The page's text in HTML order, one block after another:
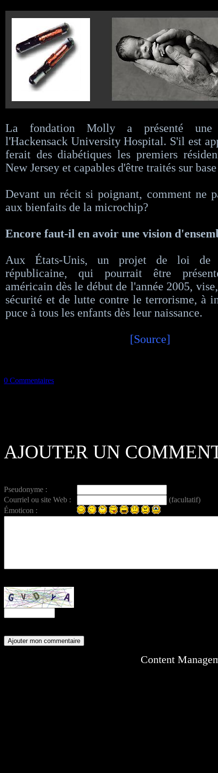
La fondation Molly a présenté une
l'Hackensack University Hospital. S'il est
ferait des diabétiques les premiers
New Jersey et capables d'être traités sur
Devant un récit si poignant, comment ne
aux bienfaits de la microchip?
Encore faut-il en avoir une vision
Aux États-Unis, un projet de loi de
républicaine, qui pourrait être
américain dès le début de l'année 2005,
sécurité et de lutte contre le terrorisme, à
puce à tous les enfants dès leur naissance.
[Source]
0 Commentaires
AJOUTER UN
Pseudonyme :
Courriel ou site Web :
(facultatif)
Émoticon :
Content